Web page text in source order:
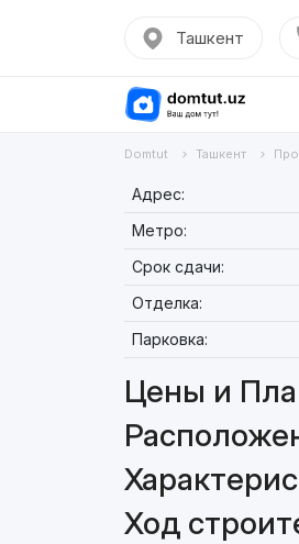
Ташкент
Domtut Ташкент
Адрес:
Метро:
Срок сдачи:
Отделка:
Парковка:
Цены и
Ход